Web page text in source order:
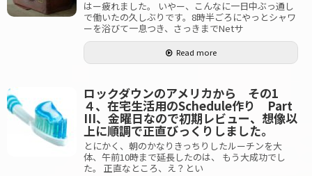
はー疲れました。 いやー、こんなに一日中ぶっ通し
で働いたの久しぶりです。8時半ごろにやっとシャワ
ーを浴びて一息つき、さっきまでNetサ
Read more
ロックダウンのアメリカから その1
４、在宅生活用のSchedule作り Part
III、金曜日なので初期レビュー、想像以
上に順調で正直びっくりしました。
とにかく、朝のかなりきっちりしたルーチンを大
体、午前10時まで延長したのは、 もう大成功でし
た。 正直なところ、え？とい